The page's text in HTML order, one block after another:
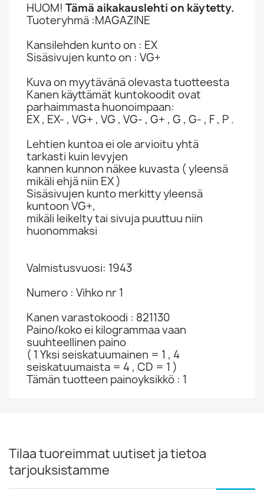
HUOM! Tämä aikakauslehti on käytetty.
Tuoteryhmä :MAGAZINE
Kansilehden kunto on : EX
Sisäsivujen kunto on : VG+
Kuva on myytävänä olevasta tuotteesta
Kanen käyttämät kuntokoodit ovat
parhaimmasta huonoimpaan:
EX , EX- , VG+ , VG , VG- , G+ , G , G- , F , P .
Lehtien kuntoa ei ole arvioitu yhtä
tarkasti kuin levyjen
kannen kunnon näkee kuvasta ( yleensä
mikäli ehjä niin EX )
Sisäsivujen kunto merkitty yleensä
kuntoon VG+,
mikäli leikelty tai sivuja puuttuu niin
huonommaksi
Valmistusvuosi: 1943
Numero : Vihko nr 1
Kanen varastokoodi : 821130
Paino/koko ei kilogrammaa vaan
suuhteellinen paino
( 1 Yksi seiskatuumainen = 1 , 4
seiskatuumaista = 4 , CD = 1 )
Tämän tuotteen painoyksikkö : 1
Tilaa tuoreimmat uutiset ja tietoa
tarjouksistamme